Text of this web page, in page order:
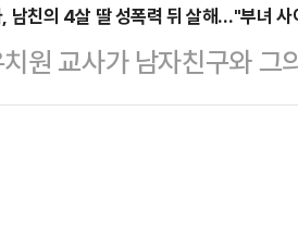
철우 후보(0.6%), 양향
였다.리얼미터 관계
스탠드업 코미디언 천
발견됐다.신고를 받고 출
. 사망 원인은 아직 조사
남친의 4살 딸 성폭력 뒤 살해…"부녀 사
원 교사가 남자친구와 그
인 사건이 발생했다.21일